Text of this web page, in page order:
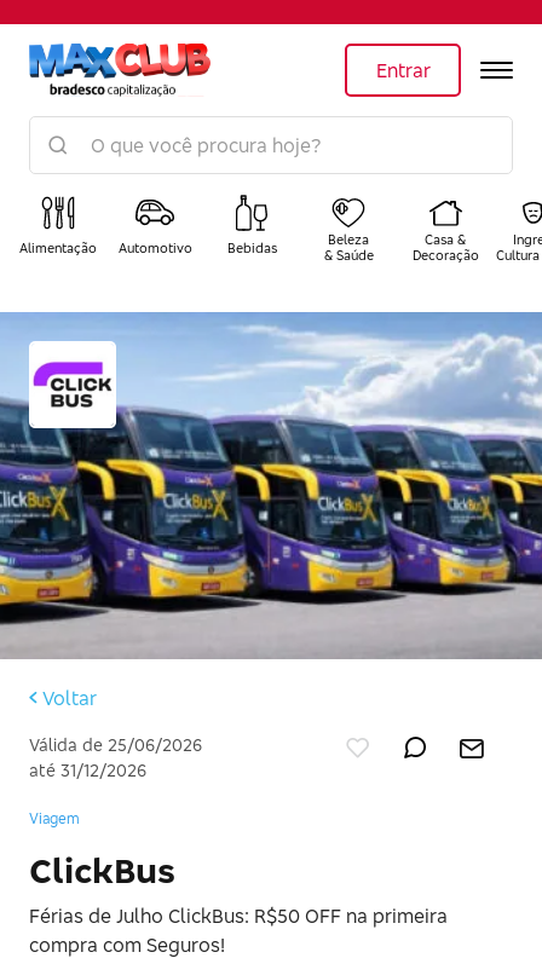
Entrar
Alimentação Automotivo Bebidas
Beleza
& Saúde
Casa &
Decoração
Voltar
Válida de 25/06/2026
até 31/12/2026
Viagem
ClickBus
Férias de Julho ClickBus: R$50 OFF na primeira
compra com Seguros!